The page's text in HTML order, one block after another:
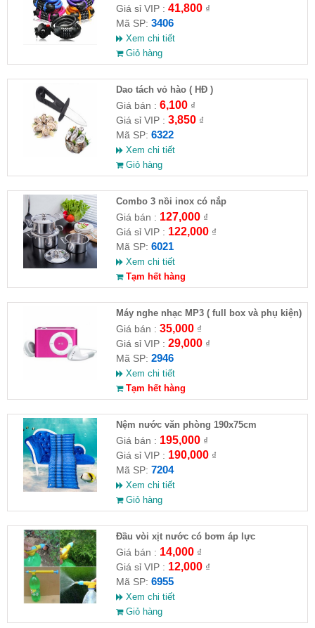
Giá sỉ VIP : 41,800₫
Mã SP: 3406
Xem chi tiết
Giỏ hàng
Dao tách vỏ hào ( HĐ )
Giá bán : 6,100₫
Giá sỉ VIP : 3,850₫
Mã SP: 6322
Xem chi tiết
Giỏ hàng
Combo 3 nồi inox có nắp
Giá bán : 127,000₫
Giá sỉ VIP : 122,000₫
Mã SP: 6021
Xem chi tiết
Tạm hết hàng
Máy nghe nhạc MP3 ( full box và phụ kiện)
Giá bán : 35,000₫
Giá sỉ VIP : 29,000₫
Mã SP: 2946
Xem chi tiết
Tạm hết hàng
Nệm nước văn phòng 190x75cm
Giá bán : 195,000₫
Giá sỉ VIP : 190,000₫
Mã SP: 7204
Xem chi tiết
Giỏ hàng
Đầu vòi xịt nước có bơm áp lực
Giá bán : 14,000₫
Giá sỉ VIP : 12,000₫
Mã SP: 6955
Xem chi tiết
Giỏ hàng